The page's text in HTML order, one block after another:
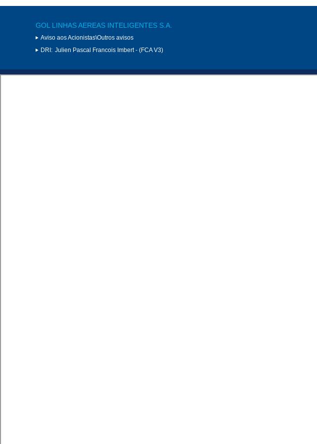
GOL LINHAS AEREAS INTELIGENTES S.A.
Aviso aos Acionistas\Outros avisos
DRI: Julien Pascal Francois Imbert - (FCA V3)